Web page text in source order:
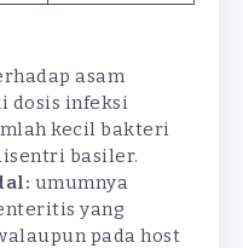
asam
dosis infeksi
kecil bakteri
basiler.
umumnya
yang
pada host